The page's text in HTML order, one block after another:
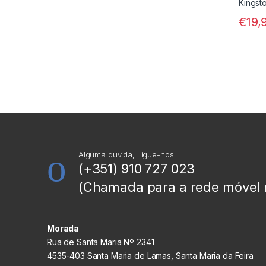
€
Alguma duvida, Ligue-nos!
(+351) 910 727 023
(Chamada para a rede móvel
Morada
Rua de Santa Maria Nº 2341
4535-403 Santa Maria de Lamas, Santa Maria da Feira